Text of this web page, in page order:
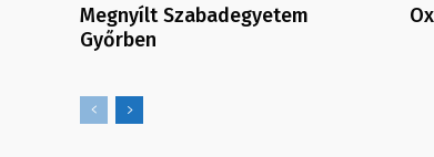
Megnyílt Szabadegyetem
Győrben